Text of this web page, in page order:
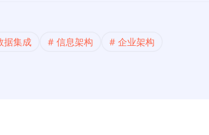
据集成 信息架构 企业架构